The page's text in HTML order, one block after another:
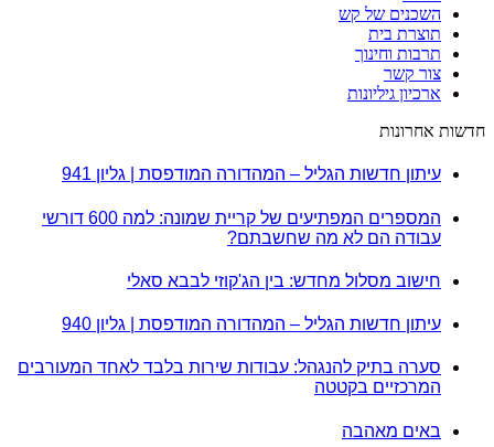
השכנים של קש
תוצרת בית
תרבות וחינוך
צור קשר
ארכיון גיליונות
חדשות אחרונות
עיתון חדשות הגליל – המהדורה המודפסת | גליון 941
המספרים המפתיעים של קריית שמונה: למה 600 דורשי
עבודה הם לא מה שחשבתם?
חישוב מסלול מחדש: בין הג'קוזי לבבא סאלי
עיתון חדשות הגליל – המהדורה המודפסת | גליון 940
סערה בתיק להנגהל: עבודות שירות בלבד לאחד המעורבים
המרכזיים בקטטה
באים מאהבה